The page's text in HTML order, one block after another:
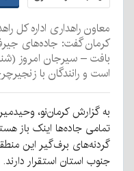
معاون راهداری اداره کل
کرمان گفت: جاده‌های
بافت – سیرجان امروز
است و رانندگان با
تمامی جاده‌ها اینک باز
گردنه‌های برف‌گیر این
جنوب استان استقرار دارند.